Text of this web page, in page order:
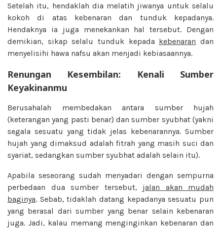
Setelah itu, hendaklah dia melatih jiwanya untuk selalu
kokoh di atas kebenaran dan tunduk kepadanya.
Hendaknya ia juga menekankan hal tersebut. Dengan
demikian, sikap selalu tunduk kepada kebenaran dan
menyelisihi hawa nafsu akan menjadi kebiasaannya.
Renungan Kesembilan: Kenali Sumber
Keyakinanmu
Berusahalah membedakan antara sumber hujah
(keterangan yang pasti benar) dan sumber syubhat (yakni
segala sesuatu yang tidak jelas kebenarannya. Sumber
hujah yang dimaksud adalah fitrah yang masih suci dan
syariat, sedangkan sumber syubhat adalah selain itu).
Apabila seseorang sudah menyadari dengan sempurna
perbedaan dua sumber tersebut, jalan akan mudah
baginya. Sebab, tidaklah datang kepadanya sesuatu pun
yang berasal dari sumber yang benar selain kebenaran
juga. Jadi, kalau memang menginginkan kebenaran dan